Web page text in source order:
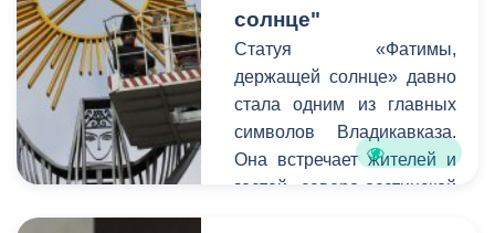
зоной ответственности
управляющих компаний
совместно,
закону не имеет права
наводить на них порядок.
солнце"
Статуя «Фатимы,
держащей солнце» давно
стала одним из главных
символов Владикавказа.
Она встречает жителей и
гостей северо-осетинской